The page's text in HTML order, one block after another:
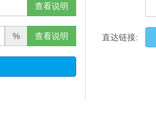
查看说明
% 查看说明 直达链接: